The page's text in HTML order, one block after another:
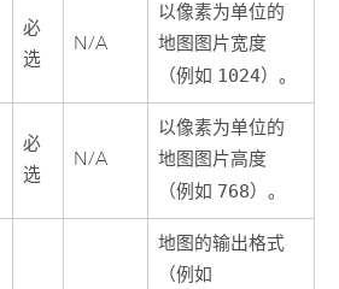
必
选
N/A
以像素为单位的
地图图片宽度
（例如 1024）。
必
选
N/A
以像素为单位的
地图图片高度
（例如 768）。
地图的输出格式
（例如